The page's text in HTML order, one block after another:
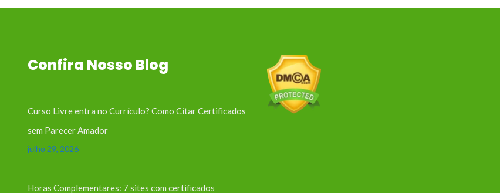
Confira Nosso Blog
Curso Livre entra no Currículo? Como Citar Certificados
sem Parecer Amador
julho 29, 2026
Horas Complementares: 7 sites com certificados